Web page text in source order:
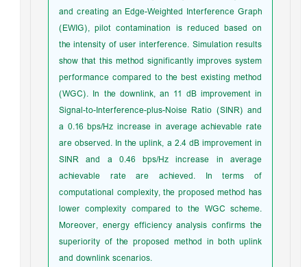
and creating an Edge-Weighted Interference Graph
(EWIG), pilot contamination is reduced based on
the intensity of user interference. Simulation results
show that this method significantly improves system
performance compared to the best existing method
(WGC). In the downlink, an 11 dB improvement in
Signal-to-Interference-plus-Noise Ratio (SINR) and
a 0.16 bps/Hz increase in average achievable rate
are observed. In the uplink, a 2.4 dB improvement in
SINR and a 0.46 bps/Hz increase in average
achievable rate are achieved. In terms of
computational complexity, the proposed method has
lower complexity compared to the WGC scheme.
Moreover, energy efficiency analysis confirms the
superiority of the proposed method in both uplink
and downlink scenarios.